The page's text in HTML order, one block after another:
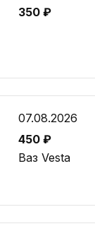
350 ₽
07.08.2026
450 ₽
Ваз Vesta